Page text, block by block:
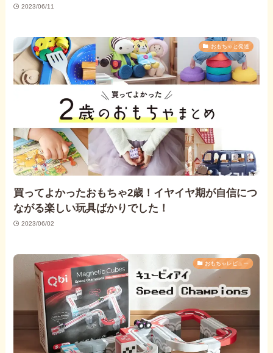
2023/06/11
おもちゃと発達
買ってよかったおもちゃ2歳！イヤイヤ期が自信につ
ながる楽しい玩具ばかりでした！
2023/06/02
おもちゃレビュー